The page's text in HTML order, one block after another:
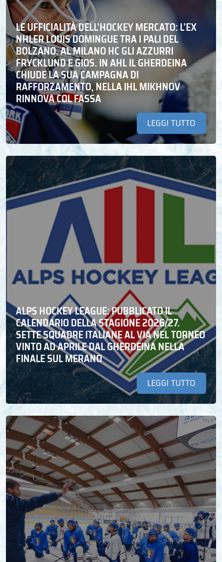
LE UFFICIALITÀ DELL’HOCKEY MERCATO: L’EX
NHLER LOUIS DOMINGUE TRA I PALI DEL
BOLZANO. AL MILANO HC GLI AZZURRI
FRYCKLUND E GIOS. IN AHL IL GHERDEINA
CHIUDE LA SUA CAMPAGNA DI
RAFFORZAMENTO, NELLA IHL MIKHNOV
RINNOVA COL FASSA
LEGGI TUTTO
ALPS HOCKEY LEAGUE: PUBBLICATO IL
CALENDARIO DELLA STAGIONE 2026/27.
SETTE SQUADRE ITALIANE AL VIA NEL TORNEO
VINTO AD APRILE DAL GHERDEINA NELLA
FINALE SUL MERANO
LEGGI TUTTO